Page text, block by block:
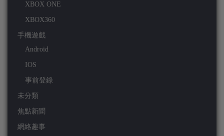
XBOX ONE
XBOX360
手機遊戲
Android
IOS
事前登錄
未分類
焦點新聞
網絡趣事